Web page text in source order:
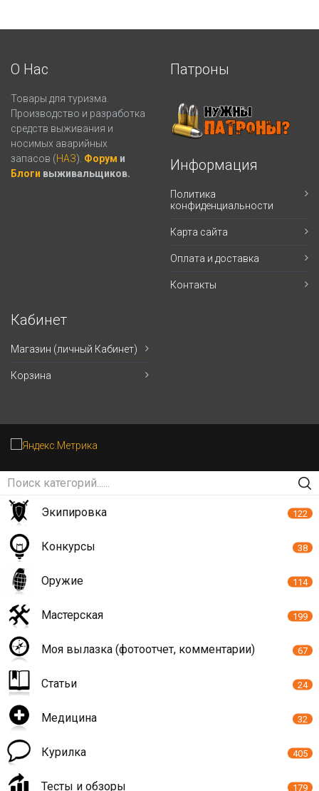
О Нас
Товары для туризма.
Производство и разработка
средств выживания и
носимых аварийных
запасов (НАЗ). Форум и
Блоги выживальщиков.
Патроны
Информация
Политика
конфиденциальности
Карта сайта
Оплата и доставка
Контакты
Кабинет
Магазин (личный Кабинет)
Корзина
Экипировка 122
Конкурсы 38
Оружие 114
Мастерская 199
Моя вылазка (фотоотчет, комментарии) 67
Статьи 24
Медицина 32
Курилка 405
Тесты и обзоры 179